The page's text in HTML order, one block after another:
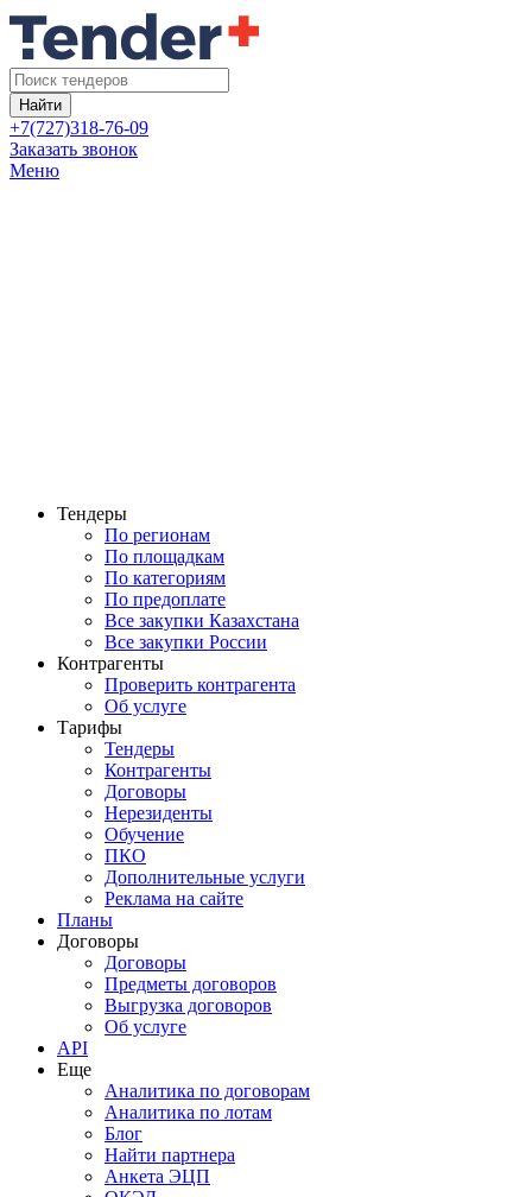
Найти
+7(727)318-76-09
Заказать звонок
Меню
Тендеры
По регионам
По площадкам
По категориям
По предоплате
Все закупки Казахстана
Все закупки России
Контрагенты
Проверить контрагента
Об услуге
Тарифы
Тендеры
Контрагенты
Договоры
Нерезиденты
Обучение
ПКО
Дополнительные услуги
Реклама на сайте
Планы
Договоры
Договоры
Предметы договоров
Выгрузка договоров
Об услуге
API
Еще
Аналитика по договорам
Аналитика по лотам
Блог
Найти партнера
Анкета ЭЦП